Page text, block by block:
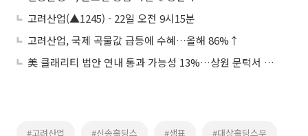
고려산업(▲1245) - 22일 오전 9시15분
고려산업, 국제 곡물값 급등에 수혜…올해 86%↑
美 클래리티 법안 연내 통과 가능성 13%…상원 문턱서 제동
#고려산업 #신송홀딩스 #샘표 #대상홀딩스우